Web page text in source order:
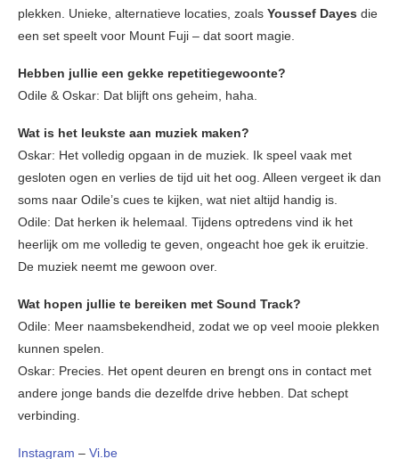
plekken. Unieke, alternatieve locaties, zoals Youssef Dayes die
een set speelt voor Mount Fuji – dat soort magie.
Hebben jullie een gekke repetitiegewoonte?
Odile & Oskar: Dat blijft ons geheim, haha.
Wat is het leukste aan muziek maken?
Oskar: Het volledig opgaan in de muziek. Ik speel vaak met
gesloten ogen en verlies de tijd uit het oog. Alleen vergeet ik dan
soms naar Odile’s cues te kijken, wat niet altijd handig is.
Odile: Dat herken ik helemaal. Tijdens optredens vind ik het
heerlijk om me volledig te geven, ongeacht hoe gek ik eruitzie.
De muziek neemt me gewoon over.
Wat hopen jullie te bereiken met Sound Track?
Odile: Meer naamsbekendheid, zodat we op veel mooie plekken
kunnen spelen.
Oskar: Precies. Het opent deuren en brengt ons in contact met
andere jonge bands die dezelfde drive hebben. Dat schept
verbinding.
Instagram – Vi.be